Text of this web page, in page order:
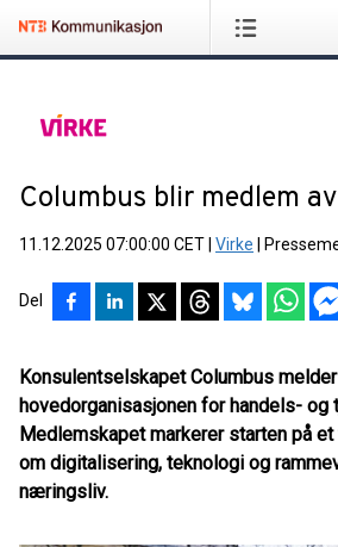
Columbus blir medlem
11.12.2025 07:00:00 CET Virke
Del
Konsulentselskapet Columbus
hovedorganisasjonen for handels-
Medlemskapet markerer starten på
om digitalisering, teknologi og
næringsliv.